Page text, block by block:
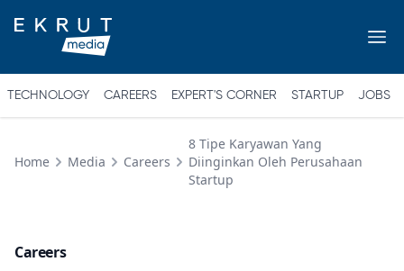
TECHNOLOGY CAREERS EXPERT'S CORNER STARTUP JOBS
Home Media Careers
8 Tipe Karyawan Yang
Diinginkan Oleh Perusahaan
Startup
Careers